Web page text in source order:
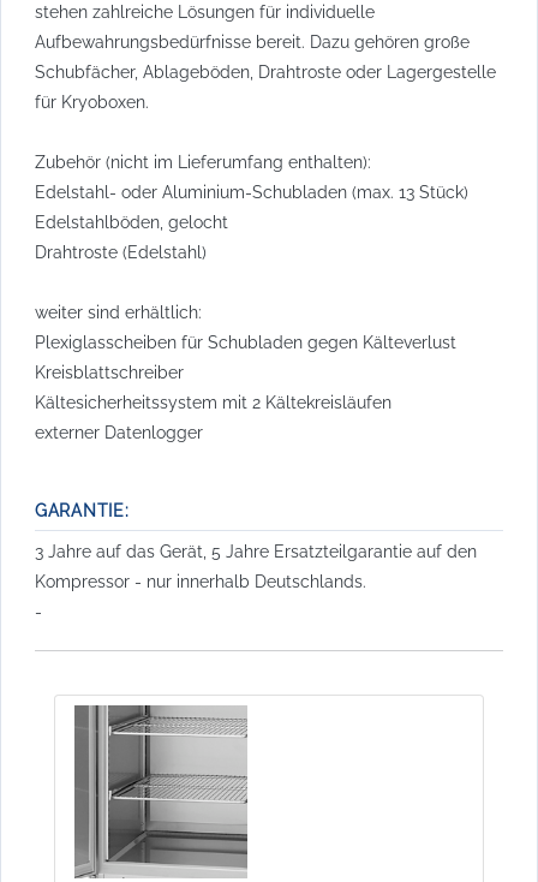
stehen zahlreiche Lösungen für individuelle
Aufbewahrungsbedürfnisse bereit. Dazu gehören große
Schubfächer, Ablageböden, Drahtroste oder Lagergestelle
für Kryoboxen.
Zubehör (nicht im Lieferumfang enthalten):
Edelstahl- oder Aluminium-Schubladen (max. 13 Stück)
Edelstahlböden, gelocht
Drahtroste (Edelstahl)
weiter sind erhältlich:
Plexiglasscheiben für Schubladen gegen Kälteverlust
Kreisblattschreiber
Kältesicherheitssystem mit 2 Kältekreisläufen
externer Datenlogger
GARANTIE:
3 Jahre auf das Gerät, 5 Jahre Ersatzteilgarantie auf den
Kompressor - nur innerhalb Deutschlands.
-